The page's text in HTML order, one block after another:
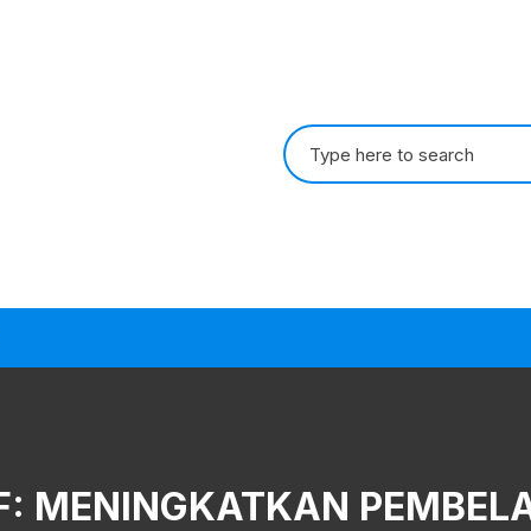
Search
for:
MENINGKATKAN